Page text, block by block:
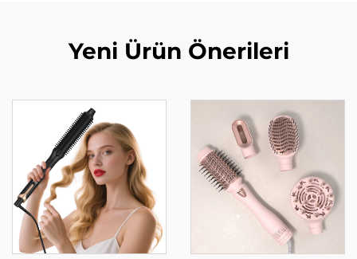
Yeni Ürün Önerileri